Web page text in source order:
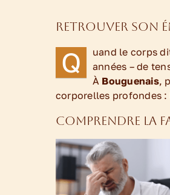
Retrouver son
Q
uand le corps
années – de
À Bouguenais,
corporelles profondes
Comprendre la